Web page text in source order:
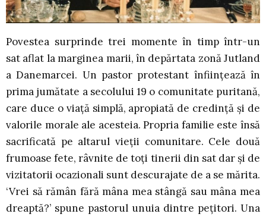
Povestea surprinde trei momente în timp într-un
sat aflat la marginea marii, în depărtata zonă Jutland
a Danemarcei. Un pastor protestant înființează în
prima jumătate a secolului 19 o comunitate puritană,
care duce o viață simplă, apropiată de credință și de
valorile morale ale acesteia. Propria familie este însă
sacrificată pe altarul vieții comunitare. Cele două
frumoase fete, râvnite de toți tinerii din sat dar și de
vizitatorii ocazionali sunt descurajate de a se mărita.
‘Vrei să rămân fără mâna mea stângă sau mâna mea
dreaptă?’ spune pastorul unuia dintre pețitori. Una